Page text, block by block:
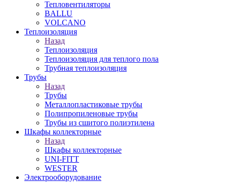
Тепловентиляторы
BALLU
VOLCANO
Теплоизоляция
Назад
Теплоизоляция
Теплоизоляция для теплого пола
Трубная теплоизоляция
Трубы
Назад
Трубы
Металлопластиковые трубы
Полипропиленовые трубы
Трубы из сшитого полиэтилена
Шкафы коллекторные
Назад
Шкафы коллекторные
UNI-FITT
WESTER
Электрооборудование